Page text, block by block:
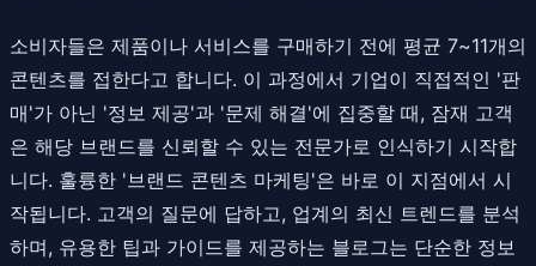
소비자들은 제품이나 서비스를 구매하기 전에 평균 7~11개의
콘텐츠를 접한다고 합니다. 이 과정에서 기업이 직접적인 '판
매'가 아닌 '정보 제공'과 '문제 해결'에 집중할 때, 잠재 고객
은 해당 브랜드를 신뢰할 수 있는 전문가로 인식하기 시작합
니다. 훌륭한 '브랜드 콘텐츠 마케팅'은 바로 이 지점에서 시
작됩니다. 고객의 질문에 답하고, 업계의 최신 트렌드를 분석
하며, 유용한 팁과 가이드를 제공하는 블로그는 단순한 정보